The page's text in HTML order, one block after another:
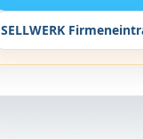
SELLWERK